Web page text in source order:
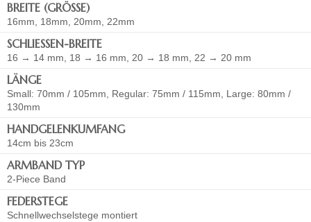
BREITE (GRÖSSE)
16mm, 18mm, 20mm, 22mm
SCHLIESSEN-BREITE
16 → 14 mm, 18 → 16 mm, 20 → 18 mm, 22 → 20 mm
LÄNGE
Small: 70mm / 105mm, Regular: 75mm / 115mm, Large: 80mm /
130mm
HANDGELENKUMFANG
14cm bis 23cm
ARMBAND TYP
2-Piece Band
FEDERSTEGE
Schnellwechselstege montiert